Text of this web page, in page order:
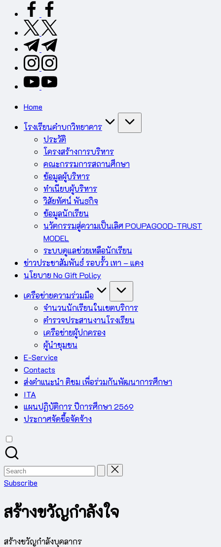
facebook.com
twitter.com
t.me
instagram.com
youtube.com
Home
โรงเรียนคำบกวิทยาคาร
ประวัติ
โครงสร้างการบริหาร
คณะกรรมการสถานศึกษา
ข้อมูลผู้บริหาร
ทำเนียบผู้บริหาร
วิสัยทัศน์ พันธกิจ
ข้อมูลนักเรียน
นวัตกรรมสู่ความเป็นเลิศ POUPAGOOD-TRUST
MODEL
ระบบดูแลช่วยเหลือนักเรียน
ข่าวประชาสัมพันธ์ รอบรั้ว เทา – แดง
นโยบาย No Gift Policy
เครือข่ายความร่วมมือ
จำนวนนักเรียนในเขตบริการ
ตำรวจประสานงานโรงเรียน
เครือข่ายผู้ปกครอง
ผู้นำชุมชน
E-Service
Contacts
ส่งคำแนะนำ ติชม เพื่อร่วมกันพัฒนาการศึกษา
ITA
แผนปฏิบัติการ ปีการศึกษา 2569
ประกาศจัดซื้อจัดจ้าง
Search
for:
Subscribe
สร้างขวัญกำลังใจ
สร้างขวัญกำลังบุคลากร